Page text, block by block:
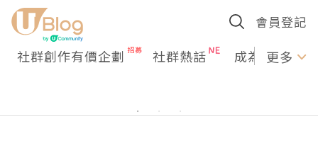
會員登記
社群創作有價企劃 社群熱話 成為U更多